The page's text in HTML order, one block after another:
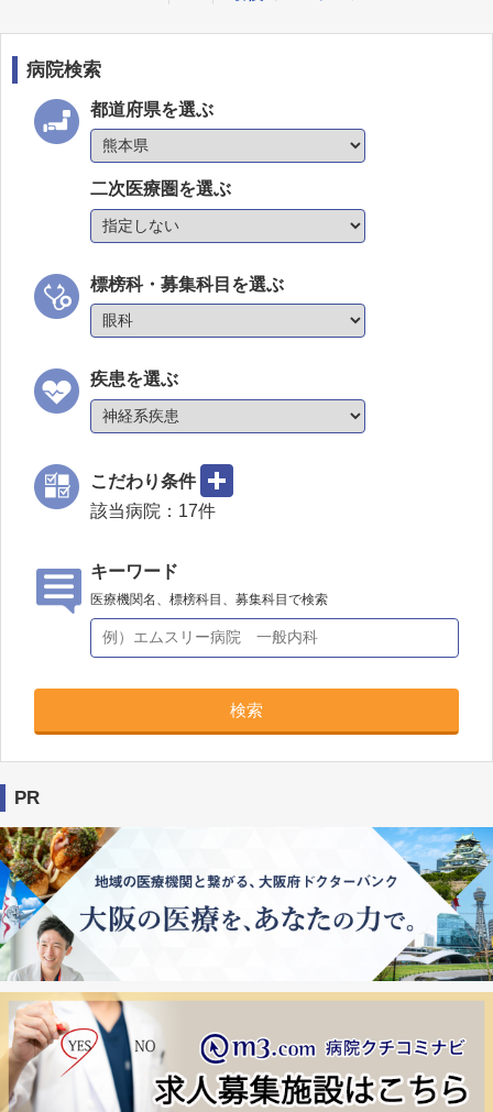
病院検索
都道府県を選ぶ
二次医療圏を選ぶ
標榜科・募集科目を選ぶ
疾患を選ぶ
こだわり条件
該当病院： 17件
キーワード
医療機関名、標榜科目、募集科目で検索
検索
PR